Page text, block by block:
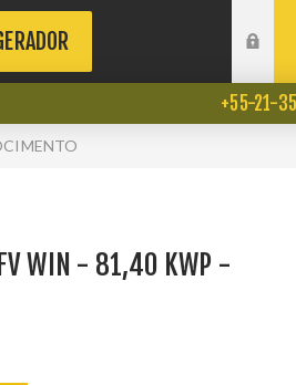
+55-21-
FV WIN - 81,40 KWP -